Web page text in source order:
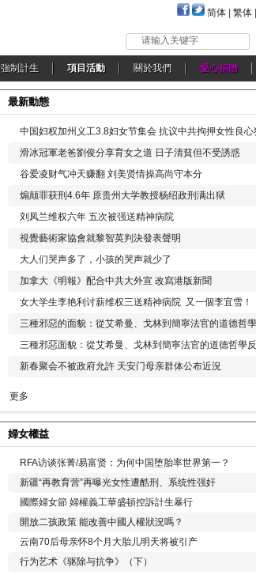
简体 繁体
请输入关键字
強制計生 項目活動 關於我們 愛心捐贈
最新動態
中国妇权加州义工3.8妇女节集会 抗议中共拘押女性良心
滑冰冠軍老爸劉俊分享育女之道 日子清貧但不受誘惑
谷爱凌财气冲天赚翻 刘美贤情操高尚守本分
煽颠罪获刑4.6年 原贵州大学教授杨绍政刑满出狱
刘凤兰维权六年 五次被强送精神病院
視覺藝術家協會就黎智英判決發表聲明
大人们哭声多了，小孩的哭声就少了
加拿大《明報》配合中共大外宣 改寫港版新聞
女大学生李艳利讨薪维权三送精神病院 又一個李宜雪！
三種邪惡的面貌：從艾希曼、戈林到簡寧法官的道德哲學
三種邪惡面貌：從艾希曼、戈林到簡寧法官的道德哲學反
新春聚会不被政府允許 天安门母亲群体公布近況
更多
婦女權益
RFA访谈张菁/易富贤：为何中国堕胎率世界第一？
新疆“再教育营”再曝光女性遭酷刑、系统性强奸
國際婦女節 婦權義工華盛頓控訴計生暴行
開放二孩政策 能改善中國人權狀況嗎？
云南70后母亲怀8个月大胎儿明天将被引产
行为艺术《驱除与抗争》（下）